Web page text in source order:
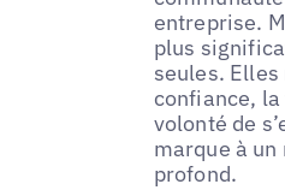
entreprise.
plus
seules.
confiance,
volonté de
marque à
profond.